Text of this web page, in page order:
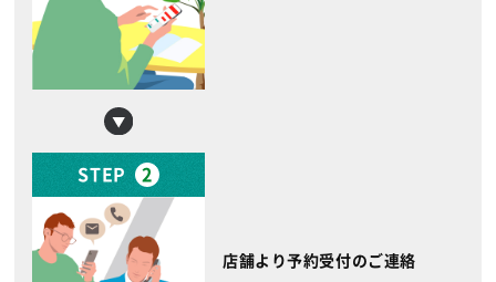
STEP 2
店舗より予約受付のご連絡